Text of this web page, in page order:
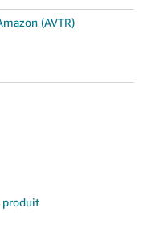
(AVTR)
produit